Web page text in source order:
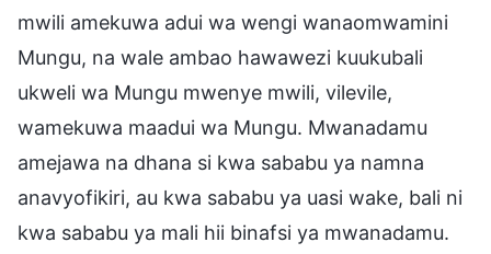
mwili amekuwa adui wa wengi wanaomwamini
Mungu, na wale ambao hawawezi kuukubali
ukweli wa Mungu mwenye mwili, vilevile,
wamekuwa maadui wa Mungu. Mwanadamu
amejawa na dhana si kwa sababu ya namna
anavyofikiri, au kwa sababu ya uasi wake, bali ni
kwa sababu ya mali hii binafsi ya mwanadamu.